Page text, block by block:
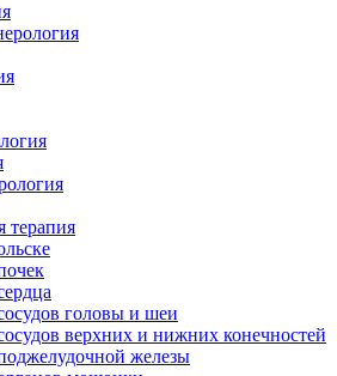
терапия
головы и шеи
верхних и нижних конечностей
железы